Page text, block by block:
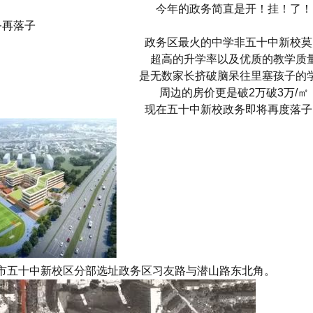
今年的政务简直是开！挂！了！
落子
政务区最火的中学非五十中新校
超高的升学率以及优质的教学质
是无数家长挤破脑呆往里塞孩子的
周边的房价更是破2万破3万/㎡
现在五十中新校政务即将再度落
五十中新校区分部选址政务区习友路与潜山路东北角。